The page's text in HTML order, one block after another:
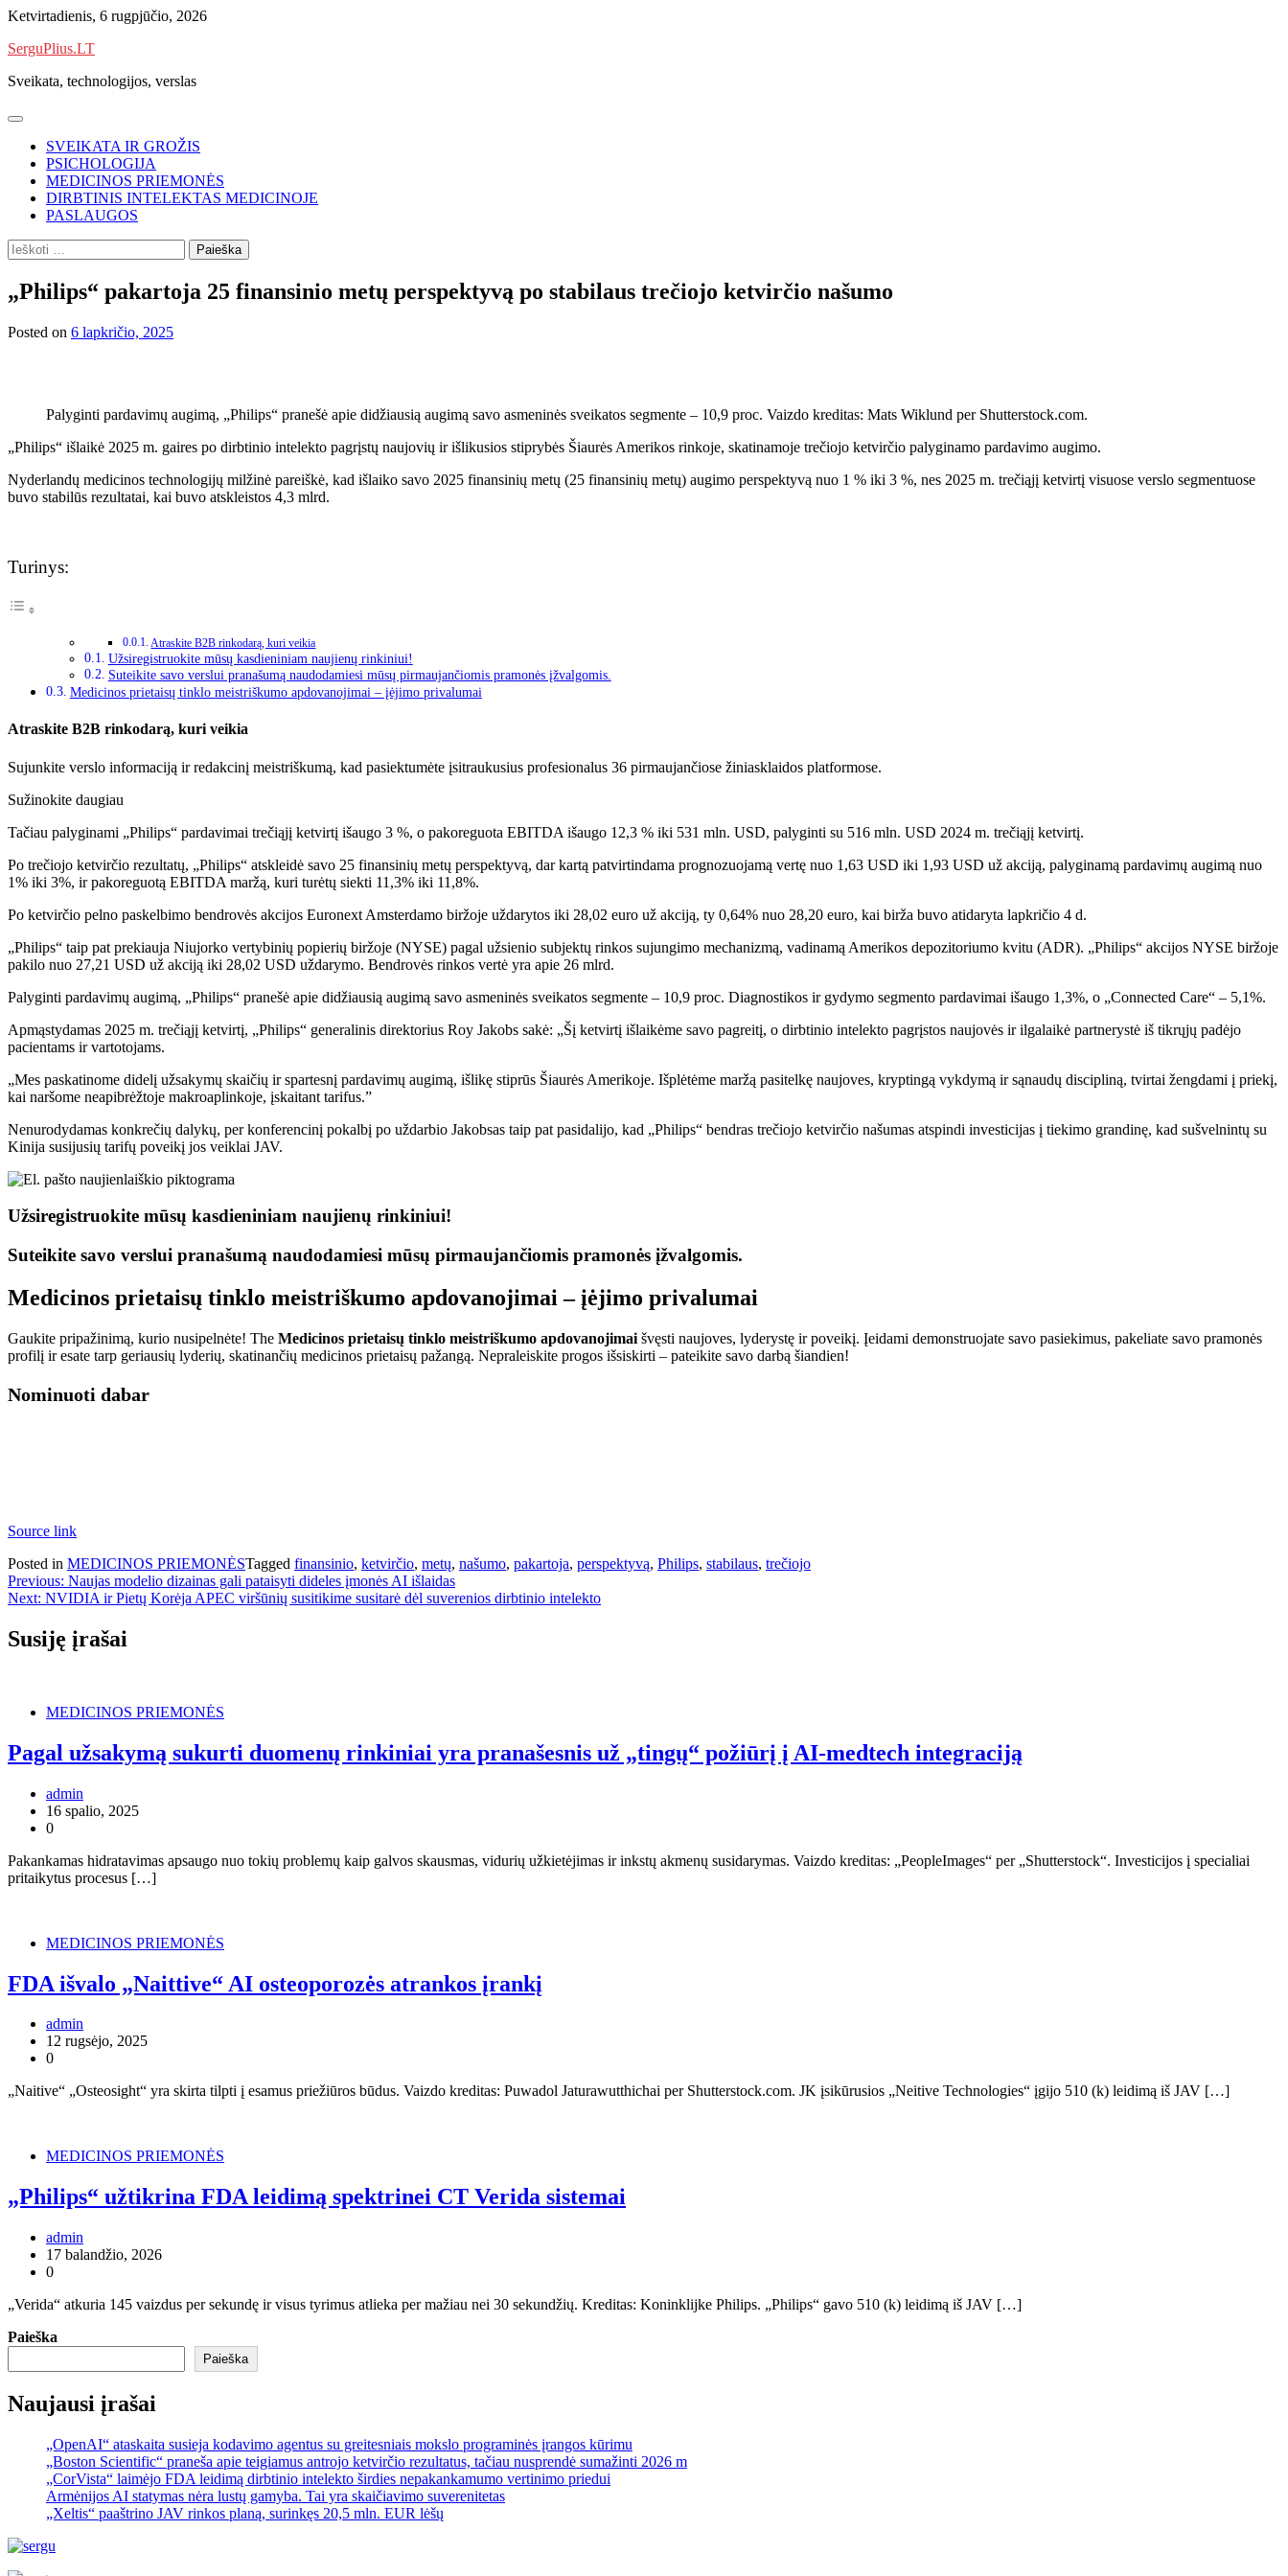
Skip
content
Ketvirtadienis, 6 rugpjūčio, 2026
SerguPlius.LT
Sveikata, technologijos, verslas
SVEIKATA IR GROŽIS
PSICHOLOGIJA
MEDICINOS PRIEMONĖS
DIRBTINIS INTELEKTAS MEDICINOJE
PASLAUGOS
Ieškoti:
„Philips“ pakartoja 25 finansinio metų perspektyvą po stabilaus trečiojo ketvirčio našumo
Posted on 6 lapkričio, 2025
Palyginti pardavimų augimą, „Philips“ pranešė apie didžiausią augimą savo asmeninės sveikatos segmente – 10,9 proc. Vaizdo kreditas: Mats Wiklund per Shutterstock.com.
„Philips“ išlaikė 2025 m. gaires po dirbtinio intelekto pagrįstų naujovių ir išlikusios stiprybės Šiaurės Amerikos rinkoje, skatinamoje trečiojo ketvirčio palyginamo pardavimo augimo.
Nyderlandų medicinos technologijų milžinė pareiškė, kad išlaiko savo 2025 finansinių metų (25 finansinių metų) augimo perspektyvą nuo 1 % iki 3 %, nes 2025 m. trečiąjį ketvirtį visuose verslo segmentuose
buvo stabilūs rezultatai, kai buvo atskleistos 4,3 mlrd.
Turinys:
Atraskite B2B rinkodarą, kuri veikia
Užsiregistruokite mūsų kasdieniniam naujienų rinkiniui!
Suteikite savo verslui pranašumą naudodamiesi mūsų pirmaujančiomis pramonės įžvalgomis.
Medicinos prietaisų tinklo meistriškumo apdovanojimai – įėjimo privalumai
Atraskite B2B rinkodarą, kuri veikia
Sujunkite verslo informaciją ir redakcinį meistriškumą, kad pasiektumėte įsitraukusius profesionalus 36 pirmaujančiose žiniasklaidos platformose.
Sužinokite daugiau
Tačiau palyginami „Philips“ pardavimai trečiąjį ketvirtį išaugo 3 %, o pakoreguota EBITDA išaugo 12,3 % iki 531 mln. USD, palyginti su 516 mln. USD 2024 m. trečiąjį ketvirtį.
Po trečiojo ketvirčio rezultatų, „Philips“ atskleidė savo 25 finansinių metų perspektyvą, dar kartą patvirtindama prognozuojamą vertę nuo 1,63 USD iki 1,93 USD už akciją, palyginamą pardavimų augimą nuo
1% iki 3%, ir pakoreguotą EBITDA maržą, kuri turėtų siekti 11,3% iki 11,8%.
Po ketvirčio pelno paskelbimo bendrovės akcijos Euronext Amsterdamo biržoje uždarytos iki 28,02 euro už akciją, ty 0,64% nuo 28,20 euro, kai birža buvo atidaryta lapkričio 4 d.
„Philips“ taip pat prekiauja Niujorko vertybinių popierių biržoje (NYSE) pagal užsienio subjektų rinkos sujungimo mechanizmą, vadinamą Amerikos depozitoriumo kvitu (ADR). „Philips“ akcijos NYSE biržoje
pakilo nuo 27,21 USD už akciją iki 28,02 USD uždarymo. Bendrovės rinkos vertė yra apie 26 mlrd.
Palyginti pardavimų augimą, „Philips“ pranešė apie didžiausią augimą savo asmeninės sveikatos segmente – 10,9 proc. Diagnostikos ir gydymo segmento pardavimai išaugo 1,3%, o „Connected Care“ – 5,1%.
Apmąstydamas 2025 m. trečiąjį ketvirtį, „Philips“ generalinis direktorius Roy Jakobs sakė: „Šį ketvirtį išlaikėme savo pagreitį, o dirbtinio intelekto pagrįstos naujovės ir ilgalaikė partnerystė iš tikrųjų padėjo
pacientams ir vartotojams.
„Mes paskatinome didelį užsakymų skaičių ir spartesnį pardavimų augimą, išlikę stiprūs Šiaurės Amerikoje. Išplėtėme maržą pasitelkę naujoves, kryptingą vykdymą ir sąnaudų discipliną, tvirtai žengdami į priekį,
kai naršome neapibrėžtoje makroaplinkoje, įskaitant tarifus.”
Nenurodydamas konkrečių dalykų, per konferencinį pokalbį po uždarbio Jakobsas taip pat pasidalijo, kad „Philips“ bendras trečiojo ketvirčio našumas atspindi investicijas į tiekimo grandinę, kad sušvelnintų su
Kinija susijusių tarifų poveikį jos veiklai JAV.
Užsiregistruokite mūsų kasdieniniam naujienų rinkiniui!
Suteikite savo verslui pranašumą naudodamiesi mūsų pirmaujančiomis pramonės įžvalgomis.
Medicinos prietaisų tinklo meistriškumo apdovanojimai – įėjimo privalumai
Gaukite pripažinimą, kurio nusipelnėte! The Medicinos prietaisų tinklo meistriškumo apdovanojimai švęsti naujoves, lyderystę ir poveikį. Įeidami demonstruojate savo pasiekimus, pakeliate savo pramonės
profilį ir esate tarp geriausių lyderių, skatinančių medicinos prietaisų pažangą. Nepraleiskite progos išsiskirti – pateikite savo darbą šiandien!
Nominuoti dabar
Source link
Posted in MEDICINOS PRIEMONĖSTagged finansinio, ketvirčio, metų, našumo, pakartoja, perspektyvą, Philips, stabilaus, trečiojo
Navigacija
tarp
įrašų
Previous: Naujas modelio dizainas gali pataisyti dideles įmonės AI išlaidas
Next: NVIDIA ir Pietų Korėja APEC viršūnių susitikime susitarė dėl suverenios dirbtinio intelekto
Susiję įrašai
MEDICINOS PRIEMONĖS
Pagal užsakymą sukurti duomenų rinkiniai yra pranašesnis už „tingų“ požiūrį į AI-medtech integraciją
admin
16 spalio, 2025
0
Pakankamas hidratavimas apsaugo nuo tokių problemų kaip galvos skausmas, vidurių užkietėjimas ir inkstų akmenų susidarymas. Vaizdo kreditas: „PeopleImages“ per „Shutterstock“. Investicijos į specialiai
pritaikytus procesus […]
MEDICINOS PRIEMONĖS
FDA išvalo „Naittive“ AI osteoporozės atrankos įrankį
admin
12 rugsėjo, 2025
0
„Naitive“ „Osteosight“ yra skirta tilpti į esamus priežiūros būdus. Vaizdo kreditas: Puwadol Jaturawutthichai per Shutterstock.com. JK įsikūrusios „Neitive Technologies“ įgijo 510 (k) leidimą iš JAV […]
MEDICINOS PRIEMONĖS
„Philips“ užtikrina FDA leidimą spektrinei CT Verida sistemai
admin
17 balandžio, 2026
0
„Verida“ atkuria 145 vaizdus per sekundę ir visus tyrimus atlieka per mažiau nei 30 sekundžių. Kreditas: Koninklijke Philips. „Philips“ gavo 510 (k) leidimą iš JAV […]
Paieška
Paieška
Naujausi įrašai
„OpenAI“ ataskaita susieja kodavimo agentus su greitesniais mokslo programinės įrangos kūrimu
„Boston Scientific“ praneša apie teigiamus antrojo ketvirčio rezultatus, tačiau nusprendė sumažinti 2026 m
„CorVista“ laimėjo FDA leidimą dirbtinio intelekto širdies nepakankamumo vertinimo priedui
Armėnijos AI statymas nėra lustų gamyba. Tai yra skaičiavimo suverenitetas
„Xeltis“ paaštrino JAV rinkos planą, surinkęs 20,5 mln. EUR lėšų